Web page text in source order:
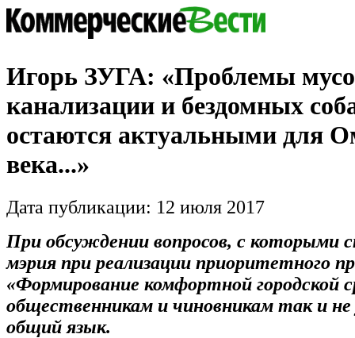
Игорь ЗУГА: «Проблемы
канализации и бездомных
остаются актуальными для
века...»
Дата публикации: 12 июля 2017
При обсуждении вопросов, с которыми
мэрия при реализации приоритетного
«Формирование комфортной городской
общественникам и чиновникам так и не
общий язык.